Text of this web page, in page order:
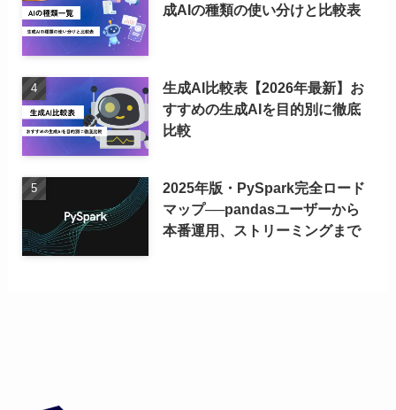
成AIの種類の使い分けと比較表
生成AI比較表【2026年最新】お
すすめの生成AIを目的別に徹底
比較
2025年版・PySpark完全ロード
マップ──pandasユーザーから
本番運用、ストリーミングまで